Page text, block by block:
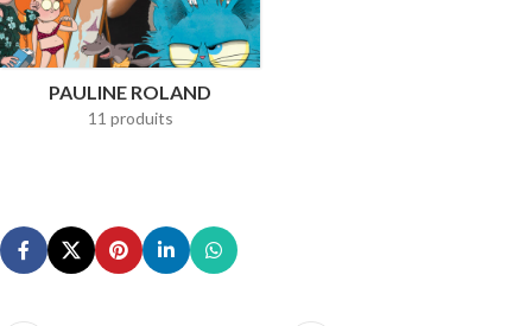
PAULINE ROLAND
11 produits